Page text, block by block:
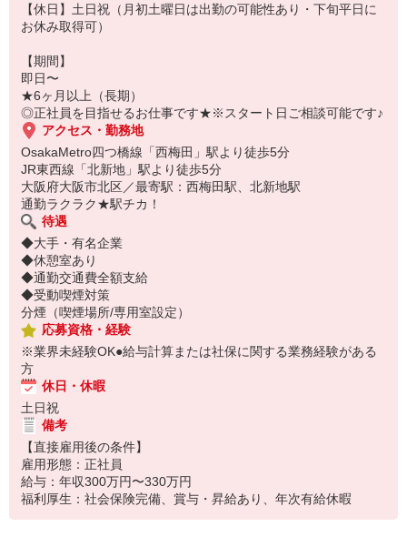
【休日】土日祝（月初土曜日は出勤の可能性あり・下旬平日に
お休み取得可）
【期間】
即日〜
★6ヶ月以上（長期）
◎正社員を目指せるお仕事です★※スタート日ご相談可能です♪
アクセス・勤務地
OsakaMetro四つ橋線「西梅田」駅より徒歩5分
JR東西線「北新地」駅より徒歩5分
大阪府大阪市北区／最寄駅：西梅田駅、北新地駅
通勤ラクラク★駅チカ！
待遇
◆大手・有名企業
◆休憩室あり
◆通勤交通費全額支給
◆受動喫煙対策
分煙（喫煙場所/専用室設定）
応募資格・経験
※業界未経験OK●給与計算または社保に関する業務経験がある
方
休日・休暇
土日祝
備考
【直接雇用後の条件】
雇用形態：正社員
給与：年収300万円〜330万円
福利厚生：社会保険完備、賞与・昇給あり、年次有給休暇